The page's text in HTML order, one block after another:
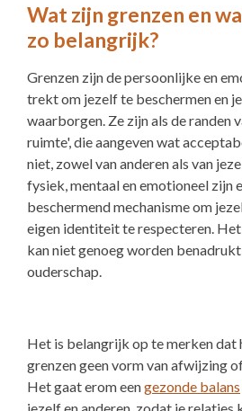
Wat zijn grenzen en
zo belangrijk?
Grenzen zijn de persoonlijke en
trekt om jezelf te beschermen en
waarborgen. Ze zijn als de randen
ruimte', die aangeven wat
niet, zowel van anderen als van
fysiek, mentaal en emotioneel zijn
beschermend mechanisme om
eigen identiteit te respecteren.
kan niet genoeg worden
ouderschap.
Het is belangrijk op te merken dat
grenzen geen vorm van afwijzing
Het gaat erom eengezonde balans
jezelf en anderen, zodat je relaties